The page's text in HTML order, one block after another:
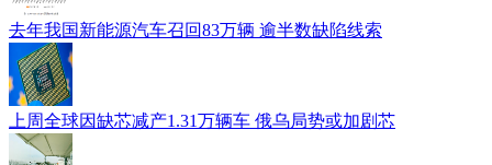
去年我国新能源汽车召回83万辆 逾半数缺陷线索
上周全球因缺芯减产1.31万辆车 俄乌局势或加剧芯